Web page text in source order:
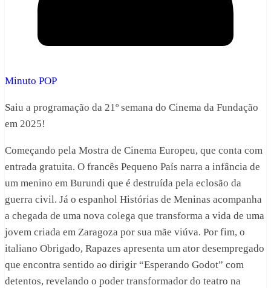
Minuto POP
Saiu a programação da 21º semana do Cinema da Fundação
em 2025!
Começando pela Mostra de Cinema Europeu, que conta com
entrada gratuita. O francês Pequeno País narra a infância de
um menino em Burundi que é destruída pela eclosão da
guerra civil. Já o espanhol Histórias de Meninas acompanha
a chegada de uma nova colega que transforma a vida de uma
jovem criada em Zaragoza por sua mãe viúva. Por fim, o
italiano Obrigado, Rapazes apresenta um ator desempregado
que encontra sentido ao dirigir “Esperando Godot” com
detentos, revelando o poder transformador do teatro na